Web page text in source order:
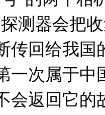
测器会把
传回给我国
一次属于
会返回它